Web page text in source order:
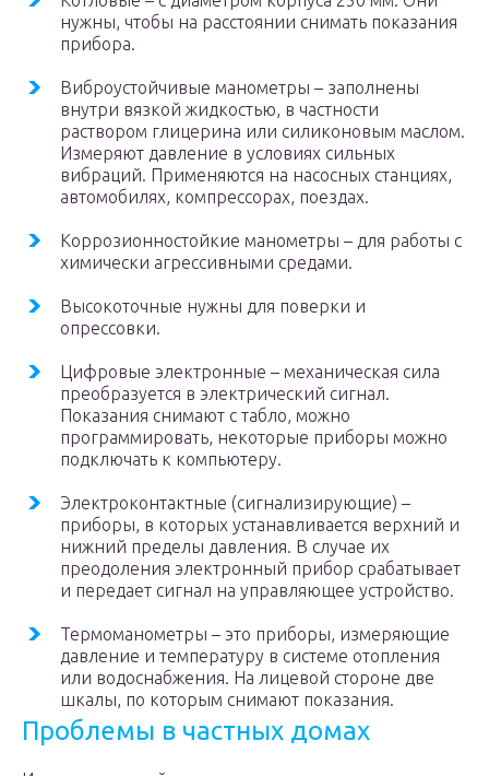
нужны, чтобы на расстоянии снимать показания
прибора.
Виброустойчивые манометры – заполнены
внутри вязкой жидкостью, в частности
раствором глицерина или силиконовым маслом.
Измеряют давление в условиях сильных
вибраций. Применяются на насосных станциях,
автомобилях, компрессорах, поездах.
Коррозионностойкие манометры – для работы с
химически агрессивными средами.
Высокоточные нужны для поверки и
опрессовки.
Цифровые электронные – механическая сила
преобразуется в электрический сигнал.
Показания снимают с табло, можно
программировать, некоторые приборы можно
подключать к компьютеру.
Электроконтактные (сигнализирующие) –
приборы, в которых устанавливается верхний и
нижний пределы давления. В случае их
преодоления электронный прибор срабатывает
и передает сигнал на управляющее устройство.
Термоманометры – это приборы, измеряющие
давление и температуру в системе отопления
или водоснабжения. На лицевой стороне две
шкалы, по которым снимают показания.
Проблемы в частных домах